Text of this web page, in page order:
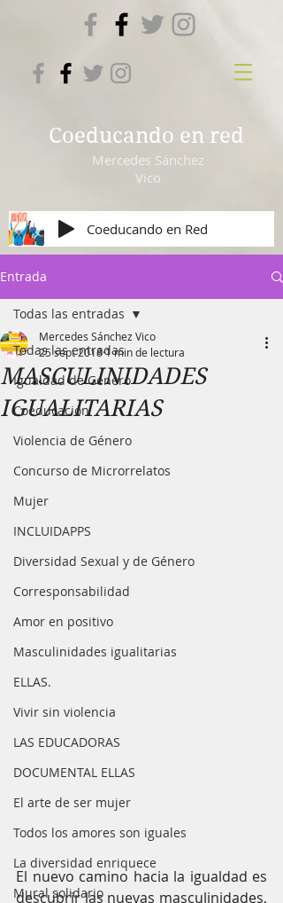
Coeducando en red
Mercedes Sánchez
Vico
Coeducando en Red
Entrada
Todas las entradas
Igualdad de Género
Coeducación
Violencia de Género
Concurso de Microrrelatos
Mujer
INCLUIDAPPS
Diversidad Sexual y de Género
Corresponsabilidad
Amor en positivo
Masculinidades igualitarias
ELLAS.
Vivir sin violencia
LAS EDUCADORAS
DOCUMENTAL ELLAS
El arte de ser mujer
Todos los amores son iguales
La diversidad enriquece
Mural solidario
Todas las entradas
MASCULINIDADES
IGUALITARIAS
Mercedes Sánchez Vico
25 sept 20181 min de lectura
El nuevo camino hacia la igualdad es
descubrir las nuevas masculinidades,